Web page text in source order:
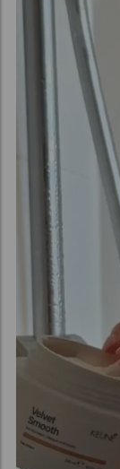
Acetate,